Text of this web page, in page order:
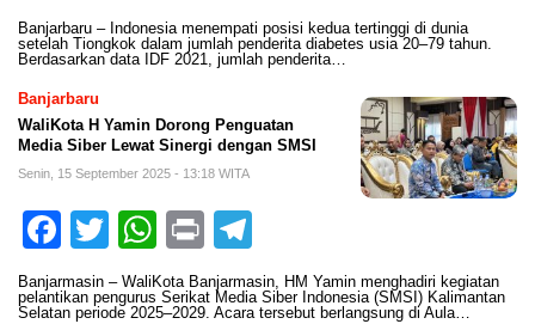
Banjarbaru – Indonesia menempati posisi kedua tertinggi di dunia
setelah Tiongkok dalam jumlah penderita diabetes usia 20–79 tahun.
Berdasarkan data IDF 2021, jumlah penderita…
Banjarbaru
WaliKota H Yamin Dorong Penguatan
Media Siber Lewat Sinergi dengan SMSI
Senin, 15 September 2025 - 13:18 WITA
Facebook
TwitterWhatsApp
Print
Banjarmasin – WaliKota Banjarmasin, HM Yamin menghadiri kegiatan
pelantikan pengurus Serikat Media Siber Indonesia (SMSI) Kalimantan
Selatan periode 2025–2029. Acara tersebut berlangsung di Aula…